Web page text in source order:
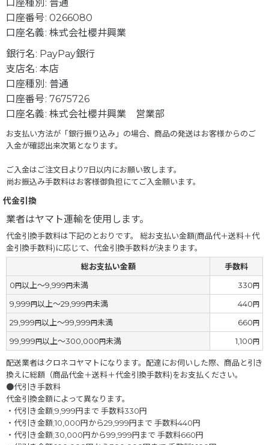
口座種別 : 普通
口座番号: 0266080
口座名義: 株式会社櫻井興業
銀行名: PayPay銀行
支店名: 本店
口座種別 : 普通
口座番号: 7675726
口座名義: 株式会社櫻井興業 営業部
お支払い方法が「銀行振り込み」の場合、商品の発送はお客様からのご
入金が確認出来次第となります。
ご入金はご注文日より7日以内にお願い致します。
尚お振込み手数料はお客様御負担にてご入金願います。
代金引換
業者はヤマト運輸を使用します。
代金引換手数料は下記のとおりです。 総お支払い金額(商品代＋送料＋代
金引換手数料)に応じて、代金引換手数料が決まります。
総お支払い金額
手数料
0円以上～9,999円未満 330円
9,999円以上～29,999円未満 440円
29,999円以上～99,999円未満 660円
99,999円以上～300,000円未満 1,100円
配送業者はクロネコヤマトになります。配達にお伺いした際、商品と引き
換えに総額（商品代金＋送料＋代金引換手数料)をお支払ください。
●代引き手数料
代金引換金額によって異なります。
・代引き金額;9,999円まで 手数料330円
・代引き金額;10,000円から29,999円まで 手数料440円
・代引き金額;30,000円から99,999円まで 手数料660円